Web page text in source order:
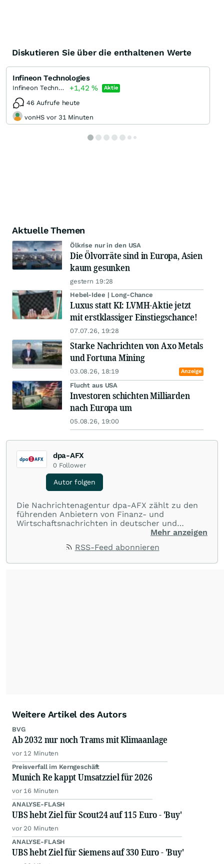
Diskutieren Sie über die enthaltenen Werte
Infineon Technologies
Infineon Technologies +1,42% Aktie
46 Aufrufe heute
vonHS vor 31 Minuten
Aktuelle Themen
Ölkrise nur in den USA
Die Ölvorräte sind in Europa, Asien
kaum gesunken
gestern 19:28
Hebel-Idee | Long-Chance
Luxus statt KI: LVMH-Aktie jetzt
mit erstklassiger Einstiegschance!
07.07.26, 19:28
Starke Nachrichten von Axo Metals
und Fortuna Mining
03.08.26, 18:19 Anzeige
Flucht aus USA
Investoren schichten Milliarden
nach Europa um
05.08.26, 19:00
dpa-AFX
0 Follower
Autor folgen
Die Nachrichtenagentur dpa-AFX zählt zu den
führenden Anbietern von Finanz- und
Wirtschaftsnachrichten in deutscher und
englischer Sprache. Gestützt auf ein
dpa-AFX unabhängig, zuverlässig und schnell
Mehr anzeigen
RSS-Feed abonnieren
Weitere Artikel des Autors
BVG
Ab 2032 nur noch Trams mit Klimaanlage
vor 12 Minuten
Preisverfall im Kerngeschäft
Munich Re kappt Umsatzziel für 2026
vor 16 Minuten
ANALYSE-FLASH
UBS hebt Ziel für Scout24 auf 115 Euro - 'Buy'
vor 20 Minuten
ANALYSE-FLASH
UBS hebt Ziel für Siemens auf 330 Euro - 'Buy'